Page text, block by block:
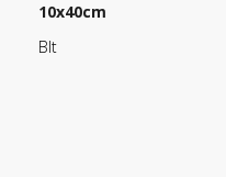
10x40cm
Blt